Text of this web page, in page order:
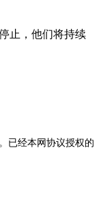
止，他们将持续
已经本网协议授权的